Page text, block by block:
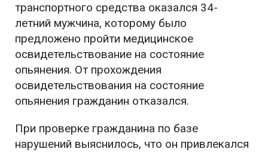
транспортного средства оказался 34-
летний мужчина, которому было
предложено пройти медицинское
освидетельствование на состояние
опьянения. От прохождения
освидетельствования на состояние
опьянения гражданин отказался.
При проверке гражданина по базе
нарушений выяснилось, что он привлекался